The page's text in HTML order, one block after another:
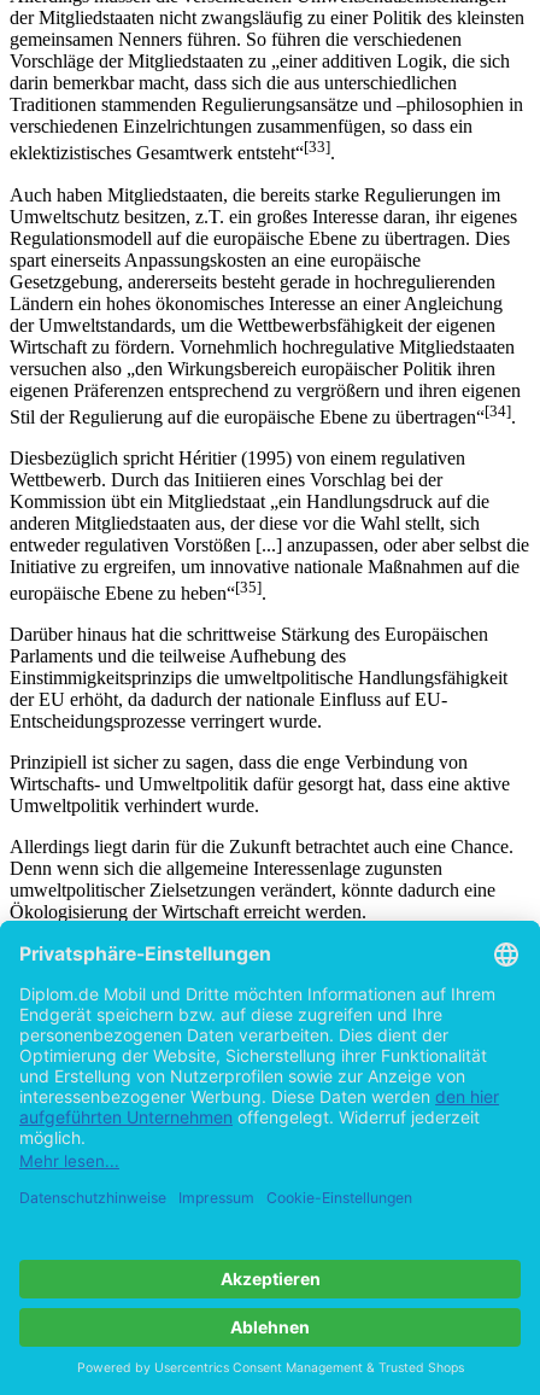
der Mitgliedstaaten nicht zwangsläufig zu einer Politik des kleinsten
gemeinsamen Nenners führen. So führen die verschiedenen
Vorschläge der Mitgliedstaaten zu „einer additiven Logik, die sich
darin bemerkbar macht, dass sich die aus unterschiedlichen
Traditionen stammenden Regulierungsansätze und –philosophien in
verschiedenen Einzelrichtungen zusammenfügen, so dass ein
eklektizistisches Gesamtwerk entsteht“[33].
Auch haben Mitgliedstaaten, die bereits starke Regulierungen im
Umweltschutz besitzen, z.T. ein großes Interesse daran, ihr eigenes
Regulationsmodell auf die europäische Ebene zu übertragen. Dies
spart einerseits Anpassungskosten an eine europäische
Gesetzgebung, andererseits besteht gerade in hochregulierenden
Ländern ein hohes ökonomisches Interesse an einer Angleichung
der Umweltstandards, um die Wettbewerbsfähigkeit der eigenen
Wirtschaft zu fördern. Vornehmlich hochregulative Mitgliedstaaten
versuchen also „den Wirkungsbereich europäischer Politik ihren
eigenen Präferenzen entsprechend zu vergrößern und ihren eigenen
Stil der Regulierung auf die europäische Ebene zu übertragen“[34].
Diesbezüglich spricht Héritier (1995) von einem regulativen
Wettbewerb. Durch das Initiieren eines Vorschlag bei der
Kommission übt ein Mitgliedstaat „ein Handlungsdruck auf die
anderen Mitgliedstaaten aus, der diese vor die Wahl stellt, sich
entweder regulativen Vorstößen [...] anzupassen, oder aber selbst die
Initiative zu ergreifen, um innovative nationale Maßnahmen auf die
europäische Ebene zu heben“[35].
Darüber hinaus hat die schrittweise Stärkung des Europäischen
Parlaments und die teilweise Aufhebung des
Einstimmigkeitsprinzips die umweltpolitische Handlungsfähigkeit
der EU erhöht, da dadurch der nationale Einfluss auf EU-
Entscheidungsprozesse verringert wurde.
Prinzipiell ist sicher zu sagen, dass die enge Verbindung von
Wirtschafts- und Umweltpolitik dafür gesorgt hat, dass eine aktive
Umweltpolitik verhindert wurde.
Allerdings liegt darin für die Zukunft betrachtet auch eine Chance.
Denn wenn sich die allgemeine Interessenlage zugunsten
umweltpolitischer Zielsetzungen verändert, könnte dadurch eine
Ökologisierung der Wirtschaft erreicht werden.
1.2. Bedeutung der EU für Umweltverbände
In Politikbereichen, deren Vergemeinschaftung so weit
fortgeschritten ist wie in der Umweltpolitik, bietet sich eine
Chancenstruktur für Beteiligung und Protesthandeln (vgl. Eder
2001). Ein Indikator dafür sind „die Etablierung von
Umweltgruppen in Brüssel sowie die Kooptation dieser Gruppen in
Entscheidungs-vorbereitungsprozesse“[36].
Diese Opportunitätsstruktur für Verbände ist in der horizontalen
Akteure Einfluss nehmen können.
dem Spanien und Frankreich über die Fischfangmethoden
(kilometerlange Schleppnetze) stritten, die von französischen
Fischern eingesetzt wurden. Spanien befürchtete ökonomische
Nachteile für seine Fischer, die solche Netze nicht benutzen. Dieser
Streit wurde auf Ebene der EU ausgetragen, da es sich um zwei
Mitgliedstaaten handelt. In diesen Interessenkonflikt schaltete sich